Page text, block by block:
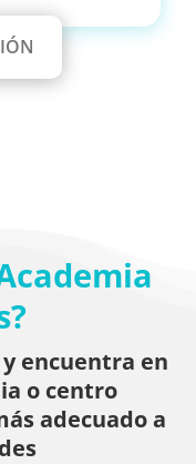
encuentra en
o centro
adecuado a